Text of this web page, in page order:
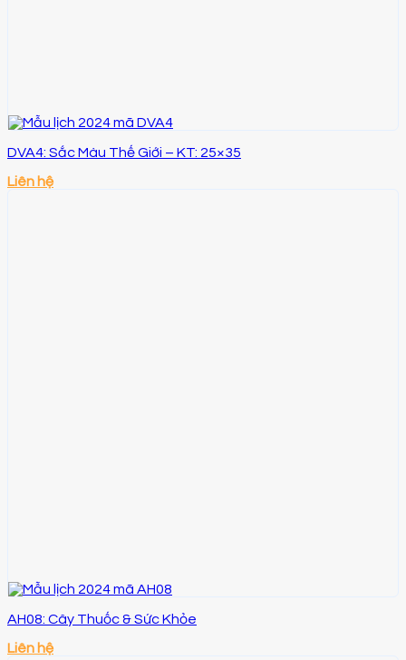
DVA4: Sắc Màu Thế Giới – KT: 25×35
Liên hệ
AH08: Cây Thuốc & Sức Khỏe
Liên hệ